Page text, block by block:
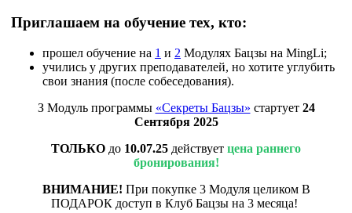
Приглашаем на обучение тех, кто:
прошел обучение на 1 и 2 Модулях Бацзы на MingLi;
учились у других преподавателей, но хотите углубить
свои знания (после собеседования).
З Модуль программы «Секреты Бацзы» стартует 24
Сентября 2025
ТОЛЬКО до 10.07.25 действует цена раннего
бронирования!
ВНИМАНИЕ! При покупке 3 Модуля целиком В
ПОДАРОК доступ в Клуб Бацзы на 3 месяца!